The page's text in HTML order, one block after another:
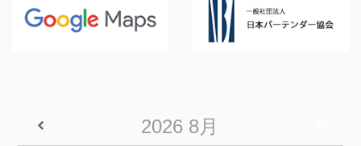
2026 8月